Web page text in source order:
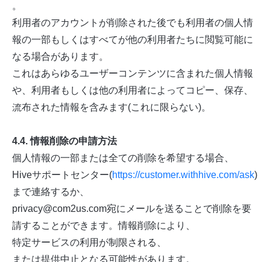
。
利用者のアカウントが削除された後でも利用者の個人情
報の一部もしくはすべてが他の利用者たちに閲覧可能に
なる場合があります。
これはあらゆるユーザーコンテンツに含まれた個人情報
や、利用者もしくは他の利用者によってコピー、保存、
流布された情報を含みます(これに限らない)。
4.4. 情報削除の申請方法
個人情報の一部または全ての削除を希望する場合、
Hiveサポートセンター(https://customer.withhive.com/ask)
まで連絡するか、
privacy@com2us.com宛にメールを送ることで削除を要
請することができます。情報削除により、
特定サービスの利用が制限される、
または提供中止となる可能性があります。